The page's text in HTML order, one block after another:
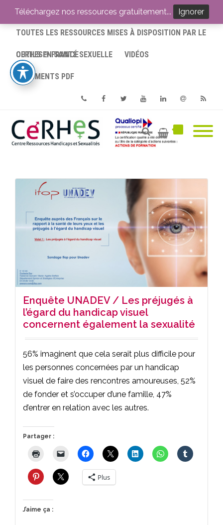
ACCUEIL
TOUTES LES RESSOURCES MISES À DISPOSITION PAR LE
CERHES® FRANCE
OUTILS EN SANTÉ SEXUELLE VIDÉOS
DOCUMENTS PDF
PhoneFacebookTwitterYoutube
Enquête UNADEV / Les préjugés à
l’égard du handicap visuel
concernent également la sexualité
56% imaginent que cela serait plus difficile pour
les personnes concernées par un handicap
visuel de faire des rencontres amoureuses, 52%
de fonder et s’occuper d’une famille, 47%
d’entrer en relation avec les autres.
Partager :
Plus
J’aime ça :
Téléchargez nos ressources gratuitement... Ignorer